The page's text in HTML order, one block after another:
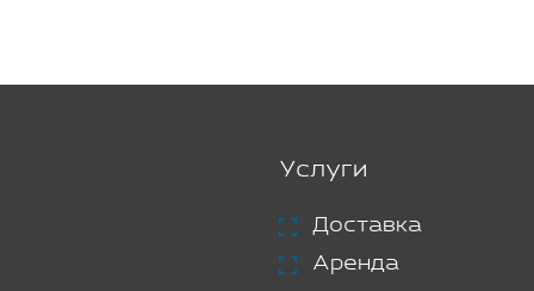
Услуги
Доставка
Аренда